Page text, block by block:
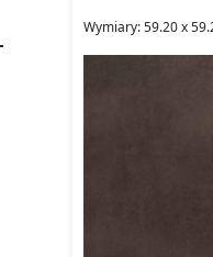
Wymiary: 59.20 x